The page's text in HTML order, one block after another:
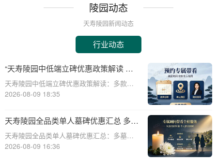
陵园动态
天寿陵园新闻动态
行业动态
“天寿陵园中低端立碑优惠政策解读 多
款特价墓位限时开抢”
天寿陵园中低端立碑优惠政策解读：多款特
价墓位限时开抢☎ 天寿陵园电话:400-838-
尊重与理解不断加深，陵园作为安息逝者的
神圣之地，其服务质量和性价比也日
2026-08-09 18:35
天寿陵园全品类单人墓碑优惠汇总 多墓
型组合选购折上折
天寿陵园全品类单人墓碑优惠汇总：多墓型
组合选购折上折☎ 天寿陵园电话:400-838-
2026-08-09 16:36